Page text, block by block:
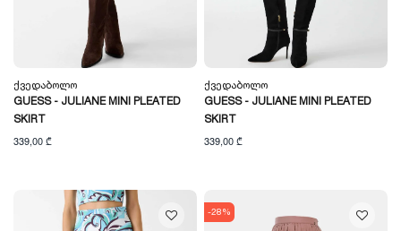
Ქვედაბოლო
GUESS - JULIANE MINI PLEATED
SKIRT
339,00 ₾
Ქვედაბოლო
GUESS - JULIANE MINI PLEATED
SKIRT
339,00 ₾
-28%